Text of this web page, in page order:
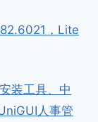
，Lite
装工具、中
人事管